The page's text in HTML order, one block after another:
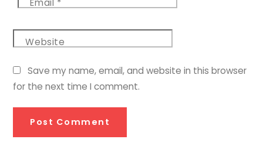
Email *
Website
Save my name, email, and website in this browser
for the next time I comment.